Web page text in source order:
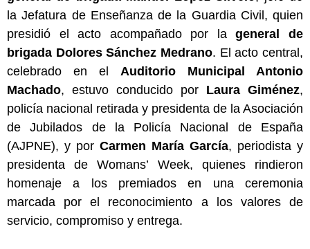
la Jefatura de Enseñanza de la Guardia Civil, quien
presidió el acto acompañado por lageneral de
brigada Dolores Sánchez Medrano. El acto central,
celebrado en el Auditorio Municipal Antonio
Machado, estuvo conducido por Laura Giménez,
policía nacional retirada y presidenta de la Asociación
de Jubilados de la Policía Nacional de España
(AJPNE), y por Carmen María García, periodista y
presidenta de Womans’ Week, quienes rindieron
homenaje a los premiados en una ceremonia
marcada por el reconocimiento a los valores de
servicio, compromiso y entrega.